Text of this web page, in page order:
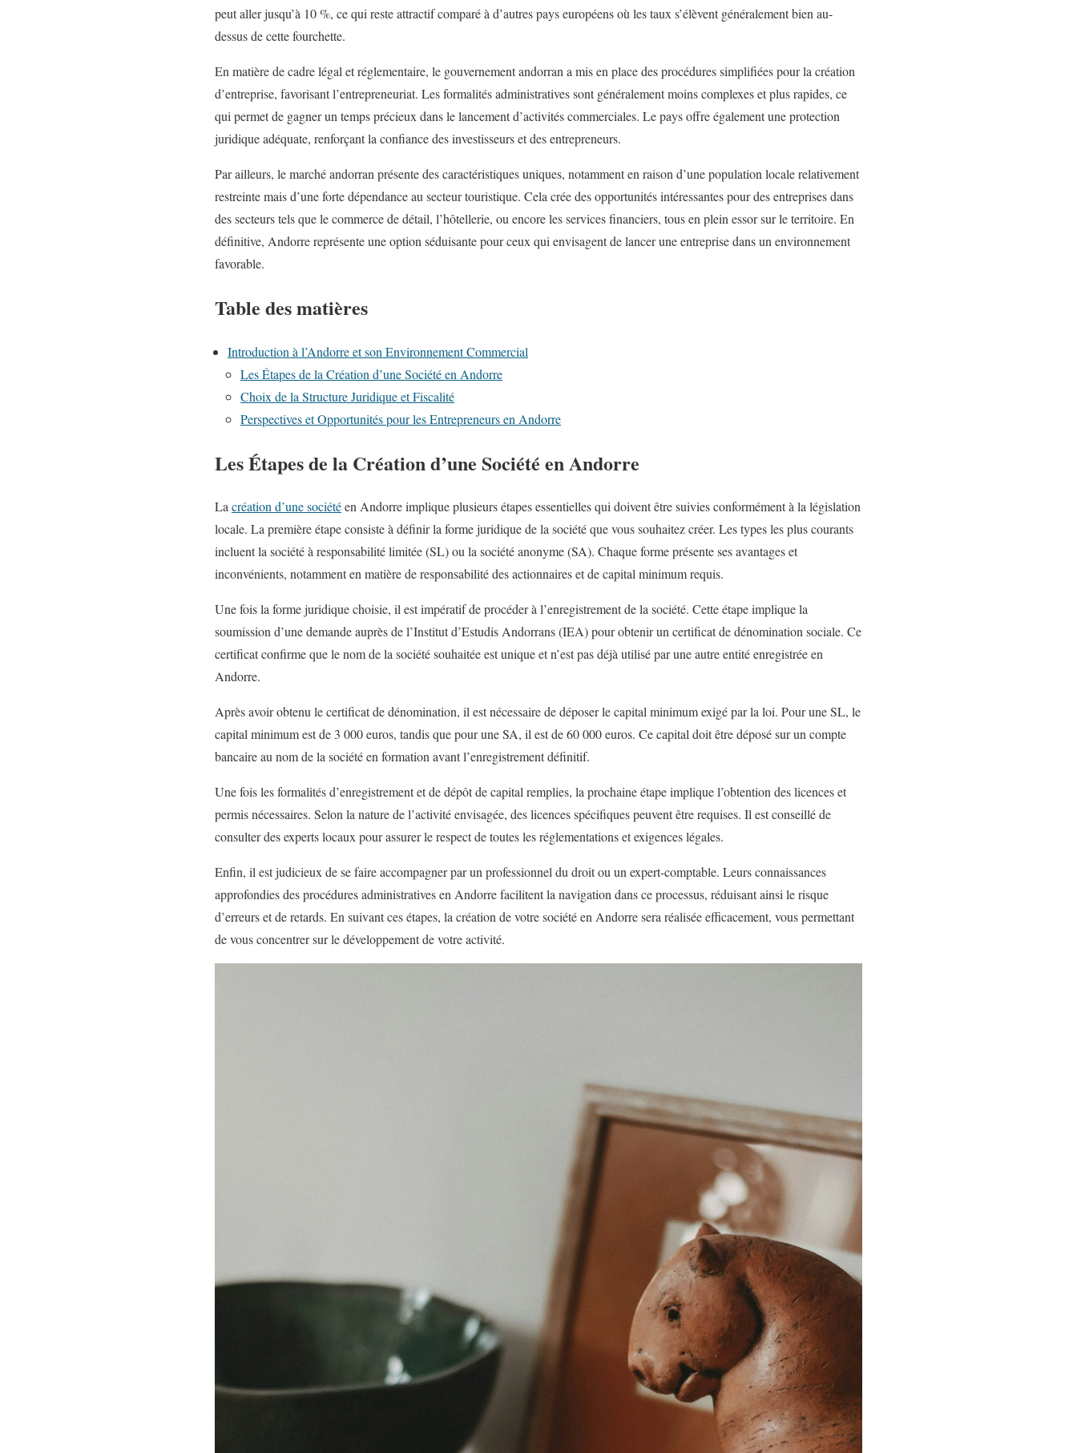
peut aller jusqu’à 10 %, ce qui reste attractif comparé à d’autres pays européens où les taux s’élèvent généralement bien au-
dessus de cette fourchette.
En matière de cadre légal et réglementaire, le gouvernement andorran a mis en place des procédures simplifiées pour la création
d’entreprise, favorisant l’entrepreneuriat. Les formalités administratives sont généralement moins complexes et plus rapides, ce
qui permet de gagner un temps précieux dans le lancement d’activités commerciales. Le pays offre également une protection
juridique adéquate, renforçant la confiance des investisseurs et des entrepreneurs.
Par ailleurs, le marché andorran présente des caractéristiques uniques, notamment en raison d’une population locale relativement
restreinte mais d’une forte dépendance au secteur touristique. Cela crée des opportunités intéressantes pour des entreprises dans
des secteurs tels que le commerce de détail, l’hôtellerie, ou encore les services financiers, tous en plein essor sur le territoire. En
définitive, Andorre représente une option séduisante pour ceux qui envisagent de lancer une entreprise dans un environnement
favorable.
Table des matières
Introduction à l’Andorre et son Environnement Commercial
Les Étapes de la Création d’une Société en Andorre
Choix de la Structure Juridique et Fiscalité
Perspectives et Opportunités pour les Entrepreneurs en Andorre
Les Étapes de la Création d’une Société en Andorre
Lacréation d’une sociétéen Andorre implique plusieurs étapes essentielles qui doivent être suivies conformément à la législation
locale. La première étape consiste à définir la forme juridique de la société que vous souhaitez créer. Les types les plus courants
incluent la société à responsabilité limitée (SL) ou la société anonyme (SA). Chaque forme présente ses avantages et
inconvénients, notamment en matière de responsabilité des actionnaires et de capital minimum requis.
Une fois la forme juridique choisie, il est impératif de procéder à l’enregistrement de la société. Cette étape implique la
soumission d’une demande auprès de l’Institut d’Estudis Andorrans (IEA) pour obtenir un certificat de dénomination sociale. Ce
certificat confirme que le nom de la société souhaitée est unique et n’est pas déjà utilisé par une autre entité enregistrée en
Andorre.
Après avoir obtenu le certificat de dénomination, il est nécessaire de déposer le capital minimum exigé par la loi. Pour une SL, le
capital minimum est de 3 000 euros, tandis que pour une SA, il est de 60 000 euros. Ce capital doit être déposé sur un compte
bancaire au nom de la société en formation avant l’enregistrement définitif.
Une fois les formalités d’enregistrement et de dépôt de capital remplies, la prochaine étape implique l’obtention des licences et
permis nécessaires. Selon la nature de l’activité envisagée, des licences spécifiques peuvent être requises. Il est conseillé de
consulter des experts locaux pour assurer le respect de toutes les réglementations et exigences légales.
Enfin, il est judicieux de se faire accompagner par un professionnel du droit ou un expert-comptable. Leurs connaissances
approfondies des procédures administratives en Andorre facilitent la navigation dans ce processus, réduisant ainsi le risque
d’erreurs et de retards. En suivant ces étapes, la création de votre société en Andorre sera réalisée efficacement, vous permettant
de vous concentrer sur le développement de votre activité.